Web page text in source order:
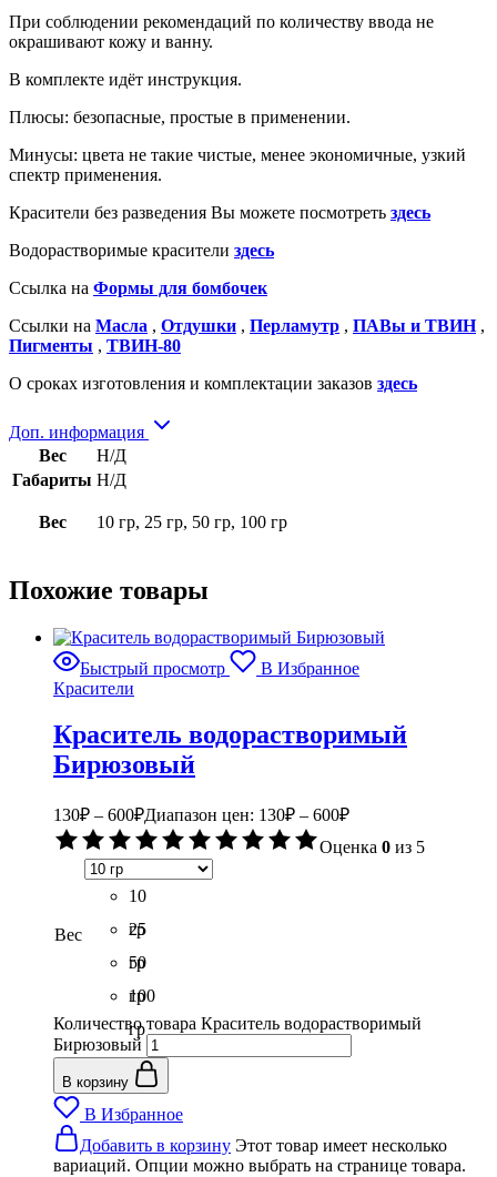
При соблюдении рекомендаций по количеству ввода не
окрашивают кожу и ванну.
В комплекте идёт инструкция.
Плюсы: безопасные, простые в применении.
Минусы: цвета не такие чистые, менее экономичные, узкий
спектр применения.
Красители без разведения Вы можете посмотреть здесь
Водорастворимые красители здесь
Ссылка на Формы для бомбочек
Ссылки на Масла , Отдушки , Перламутр , ПАВы и ТВИН,
Пигменты , ТВИН-80
О сроках изготовления и комплектации заказов здесь
Доп. информация
Вес
Н/Д
Габариты Н/Д
Вес 10 гр, 25 гр, 50 гр, 100 гр
Похожие товары
Быстрый просмотр
В Избранное
Красители
Краситель водорастворимый
Бирюзовый
130₽ – 600₽Диапазон цен: 130₽ – 600₽
Оценка 0 из 5
Вес
10
гр
25
гр
50
гр
100
гр
Количество товара Краситель водорастворимый
Бирюзовый
В корзину
В Избранное
Добавить в корзину Этот товар имеет несколько
вариаций. Опции можно выбрать на странице товара.